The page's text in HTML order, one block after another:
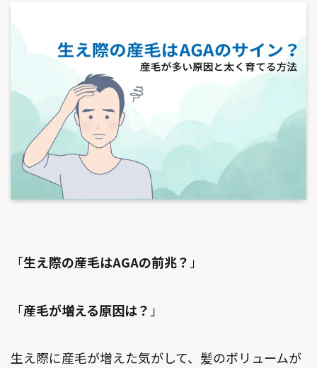
女性の薄毛治療
Q&A
「生え際の産毛はAGAの前兆？ 」
「産毛が増える原因は？ 」
生え際に産毛が増えた気がして、髪のボリュームが